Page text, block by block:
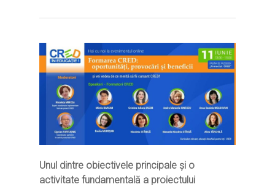
Unul dintre obiectivele principale și o
activitate fundamentală a proiectului